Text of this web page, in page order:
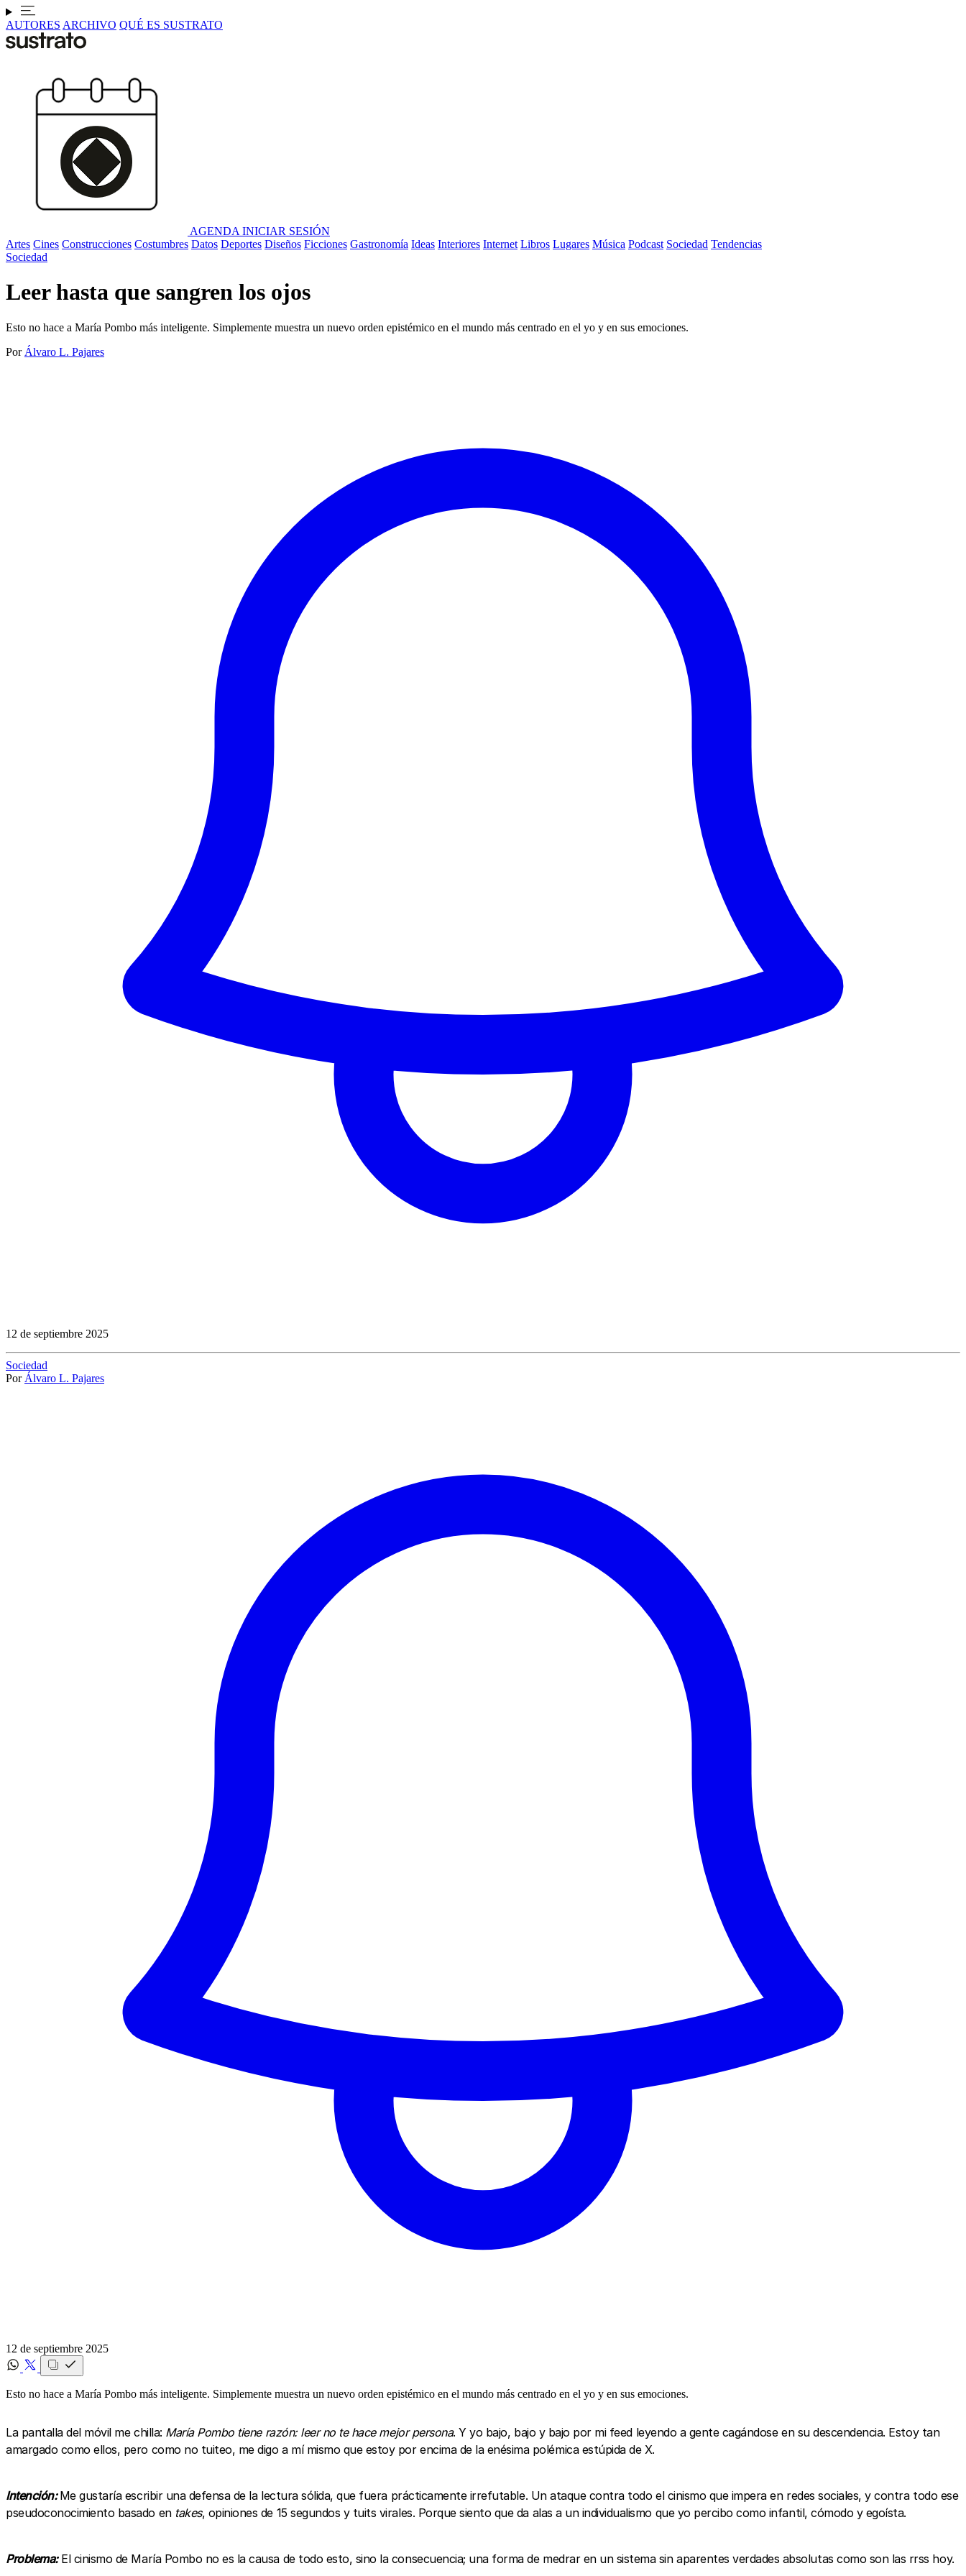
AUTORES ARCHIVO QUÉ ES SUSTRATO
AGENDA INICIAR SESIÓN
Artes Cines Construcciones Costumbres Datos Deportes Diseños Ficciones Gastronomía Ideas Interiores Internet Libros Lugares Música Podcast Sociedad Tendencias
Sociedad
Leer hasta que sangren los ojos
Esto no hace a María Pombo más inteligente. Simplemente muestra un nuevo orden epistémico en el mundo más centrado en el yo y en sus emociones.
Por Álvaro L. Pajares
12 de septiembre 2025
Sociedad
Por Álvaro L. Pajares
12 de septiembre 2025
Esto no hace a María Pombo más inteligente. Simplemente muestra un nuevo orden epistémico en el mundo más centrado en el yo y en sus emociones.
La pantalla del móvil me chilla: María Pombo tiene razón: leer no te hace mejor persona. Y yo bajo, bajo y bajo por mi feed leyendo a gente cagándose en su descendencia. Estoy tan
amargado como ellos, pero como no tuiteo, me digo a mí mismo que estoy por encima de la enésima polémica estúpida de X.
Intención: Me gustaría escribir una defensa de la lectura sólida, que fuera prácticamente irrefutable. Un ataque contra todo el cinismo que impera en redes sociales, y contra todo ese
pseudoconocimiento basado en takes, opiniones de 15 segundos y tuits virales. Porque siento que da alas a un individualismo que yo percibo como infantil, cómodo y egoísta.
Problema: El cinismo de María Pombo no es la causa de todo esto, sino la consecuencia; una forma de medrar en un sistema sin aparentes verdades absolutas como son las rrss hoy.